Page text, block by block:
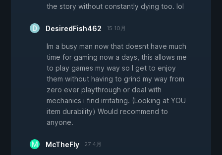
the story without constantly dying too. lol
DesiredFish462 15 10月
Im a busy man now that doesnt have much
time for gaming now a days, this allows me
to play games my way so I get to enjoy
them without having to grind my way from
zero ever playthrough or deal with
mechanics i find irritating. (Looking at YOU
item durability) Would recommend to
anyone.
McTheFly 27 4月